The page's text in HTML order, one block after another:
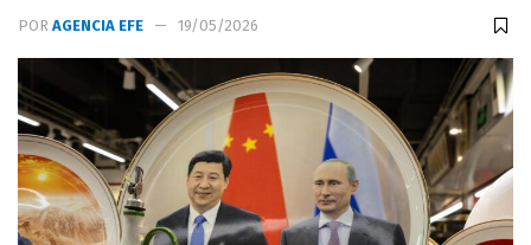
POR AGENCIA EFE 19/05/2026